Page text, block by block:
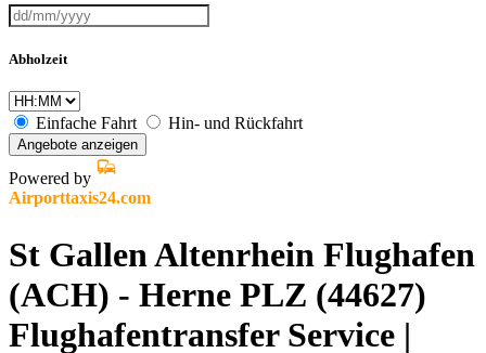
Abholzeit
Einfache Fahrt Hin- und Rückfahrt
Angebote anzeigen
Powered by
Airporttaxis24.com
St Gallen Altenrhein Flughafen
(ACH) - Herne PLZ (44627)
Flughafentransfer Service |